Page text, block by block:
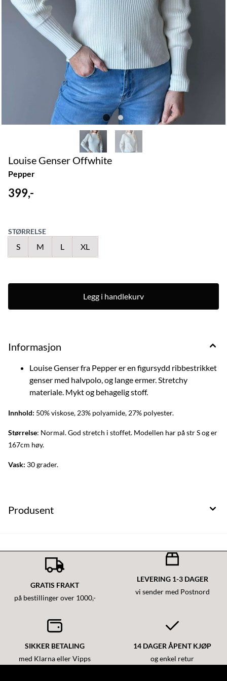
Louise Genser Offwhite
Pepper
399,-
STØRRELSE
S M L XL
Legg i handlekurv
Informasjon
Louise Genser fra Pepper er en figursydd ribbestrikket
genser med halvpolo, og lange ermer. Stretchy
materiale. Mykt og behagelig stoff.
Innhold: 50% viskose, 23% polyamide, 27% polyester.
Størrelse: Normal. God stretch i stoffet. Modellen har på str S og er
167cm høy.
Vask: 30 grader.
Produsent
GRATIS FRAKT
på bestillinger over 1000,-
LEVERING 1-3 DAGER
vi sender med Postnord
SIKKER BETALING
med Klarna eller Vipps
14 DAGER ÅPENT KJØP
og enkel retur